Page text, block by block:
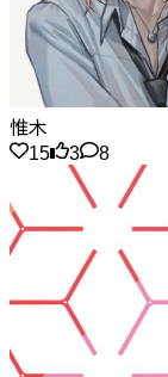
惟木
15
3 8